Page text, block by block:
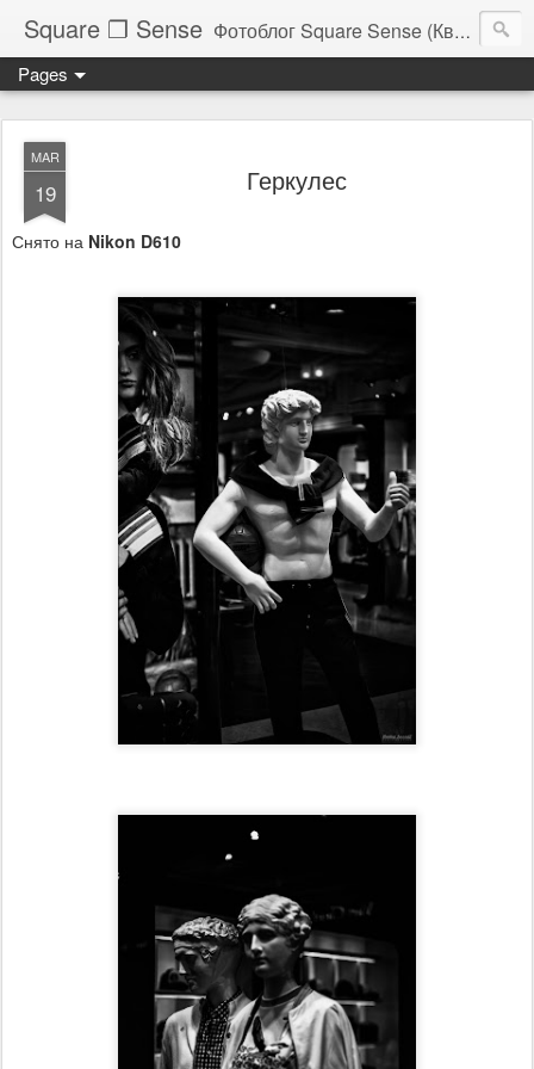
Square ❐ Sense Фотоблог Square Sense (Квадратное Чувство)
Pages
MAR
19 Геркулес
Снято на Nikon D610